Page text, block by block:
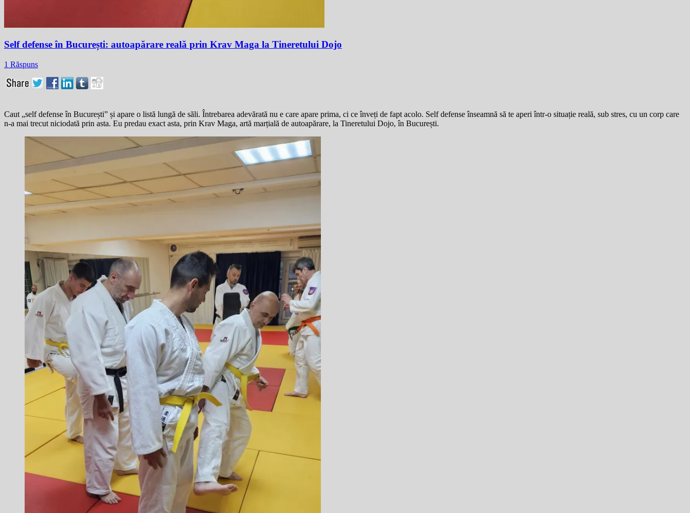
Self defense în București: autoapărare reală prin Krav Maga la Tineretului Dojo
1 Răspuns
Caut „self defense în București” și apare o listă lungă de săli. Întrebarea adevărată nu e care apare prima, ci ce înveți de fapt acolo. Self defense înseamnă să te aperi într-o situație reală, sub stres, cu un corp care
n-a mai trecut niciodată prin asta. Eu predau exact asta, prin Krav Maga, artă marțială de autoapărare, la Tineretului Dojo, în București.